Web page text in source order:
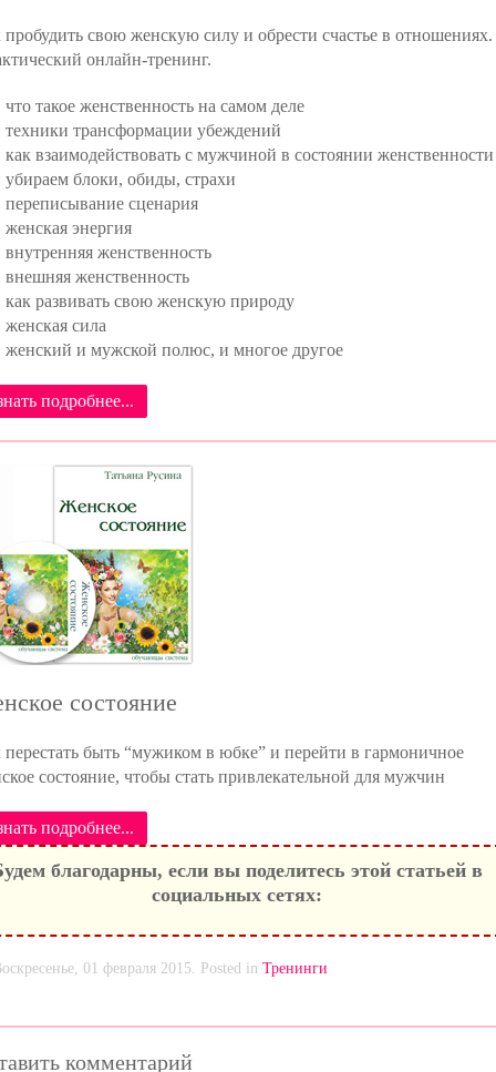
пробудить свою женскую силу и обрести счастье в отношениях.
онлайн-тренинг.
что такое женственность на самом деле
техники трансформации убеждений
как взаимодействовать с мужчиной в состоянии женственности
убираем блоки, обиды, страхи
переписывание сценария
женская энергия
внутренняя женственность
внешняя женственность
как развивать свою женскую природу
женская сила
женский и мужской полюс, и многое другое
подробнее...
состояние
перестать быть “мужиком в юбке” и перейти в гармоничное
состояние, чтобы стать привлекательной для мужчин
подробнее...
благодарны, если вы поделитесь этой статьей в
социальных сетях:
01 февраля 2015. Posted in Тренинги
комментарий